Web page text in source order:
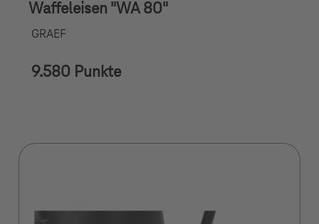
Waffeleisen "WA 80"
GRAEF
9.580 Punkte